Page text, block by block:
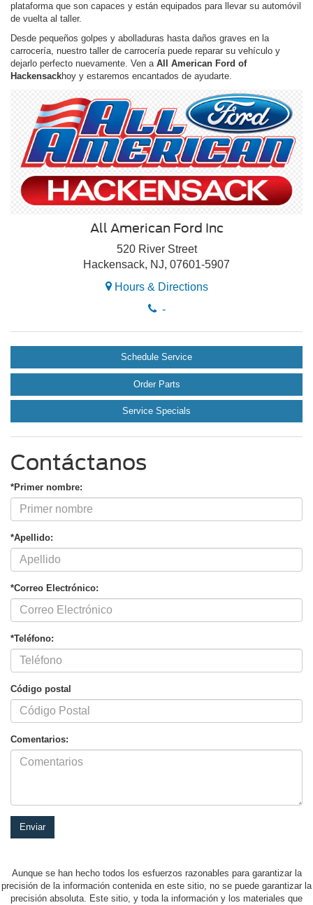
plataforma que son capaces y están equipados para llevar su automóvil
de vuelta al taller.
Desde pequeños golpes y abolladuras hasta daños graves en la
carrocería, nuestro taller de carrocería puede reparar su vehículo y
dejarlo perfecto nuevamente. Ven a All American Ford of
Hackensackhoy y estaremos encantados de ayudarte.
All American Ford Inc
520 River Street
Hackensack, NJ, 07601-5907
Hours & Directions
-
Schedule Service
Order Parts
Service Specials
Contáctanos
*Primer nombre:
*Apellido:
*Correo Electrónico:
*Teléfono:
Código postal
Comentarios:
Aunque se han hecho todos los esfuerzos razonables para garantizar la
precisión de la información contenida en este sitio, no se puede garantizar la
precisión absoluta. Este sitio, y toda la información y los materiales que